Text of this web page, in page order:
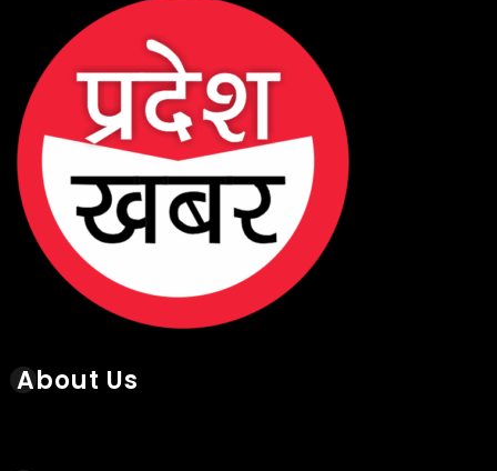
About Us